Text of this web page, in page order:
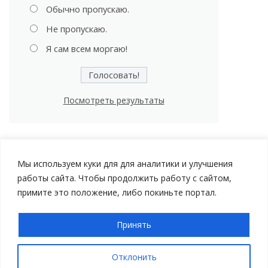
Мы используем куки для для аналитики и улучшения
работы сайта. Чтобы продолжить работу с сайтом,
примите это положение, либо покиньте портал.
Отклонить
Принять
Обычно пропускаю.
Не пропускаю.
Я сам всем моргаю!
Посмотреть результаты
Авторские права © 2026 Мой Автомобиль |Политика
конфиденциальности